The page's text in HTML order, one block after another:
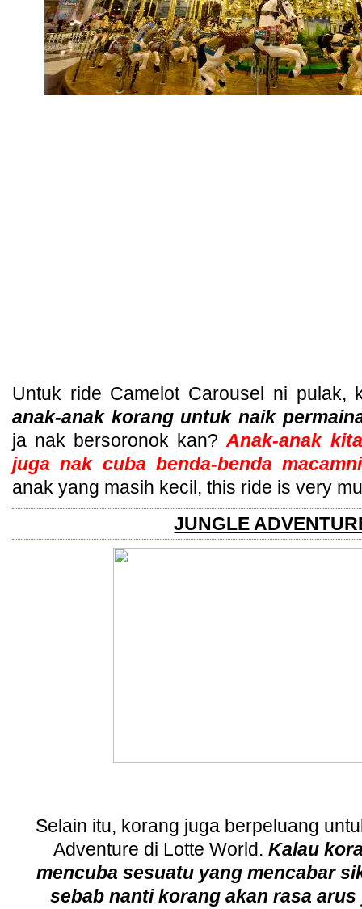
Untuk ride Camelot Carousel ni pulak,
anak-anak korang untuk naik
ja nak bersoronok kan?Anak-anak
juga nak cuba benda-benda
anak yang masih kecil, this ride is very
JUNGLE
Selain itu, korang juga berpeluang
Adventure di Lotte World. Kalau
mencuba sesuatu yang mencabar
sebab nanti korang akan rasa